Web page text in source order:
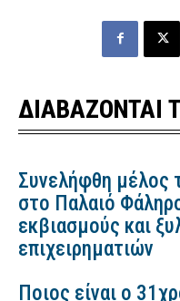
ΔΙΑΒΑΖΟΝΤΑΙ
Συνελήφθη μέλος
στο Παλαιό
εκβιασμούς και
επιχειρηματιών
Ποιος είναι ο